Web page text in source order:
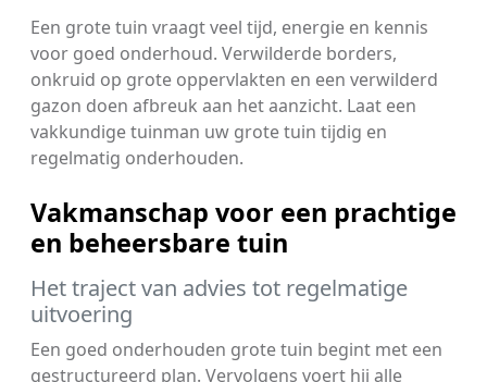
Een grote tuin vraagt veel tijd, energie en kennis
voor goed onderhoud. Verwilderde borders,
onkruid op grote oppervlakten en een verwilderd
gazon doen afbreuk aan het aanzicht. Laat een
vakkundige tuinman uw grote tuin tijdig en
regelmatig onderhouden.
Vakmanschap voor een prachtige
en beheersbare tuin
Het traject van advies tot regelmatige
uitvoering
Een goed onderhouden grote tuin begint met een
gestructureerd plan. Vervolgens voert hij alle